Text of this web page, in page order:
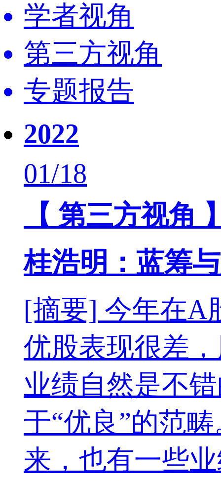
学者视角
第三方视角
专题报告
2022
01/18
【 第三方视角
桂浩明：蓝筹
[摘要] 今年在A
优股表现很差
业绩自然是不
于“优良”的范
来，也有一些